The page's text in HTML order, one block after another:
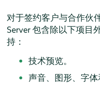
对于签约客户与合作伙
Server包含除以下项目
持：
技术预览。
声音、图形、字体